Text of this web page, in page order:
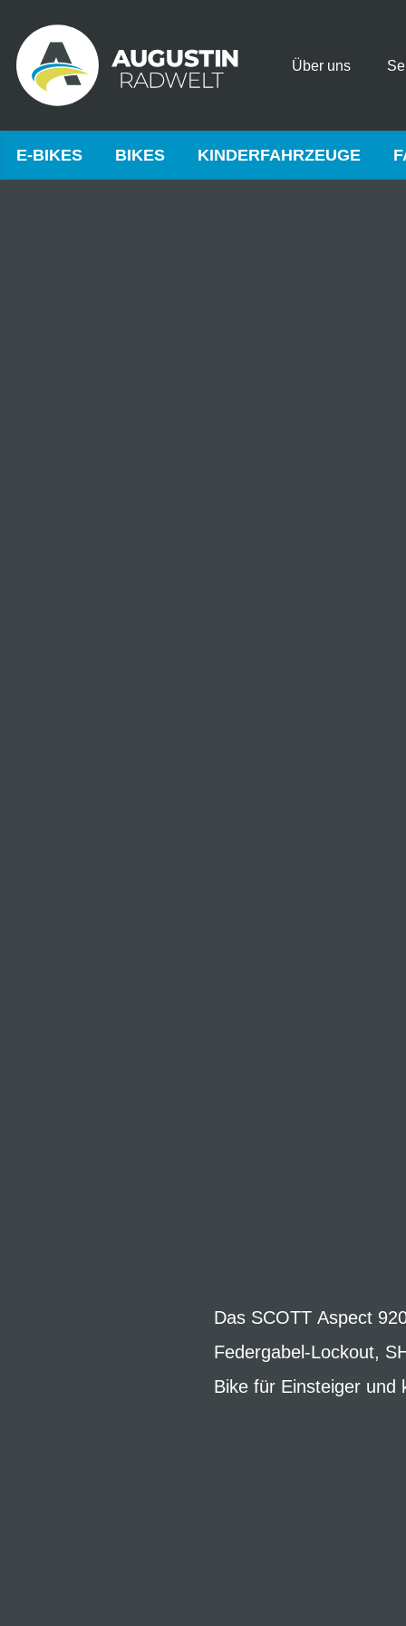
Über uns
E-BIKES BIKES KINDERFAHRZEUGE
Das SCOTT Aspect
Federgabel-Lockout,
Bike für Einsteiger und